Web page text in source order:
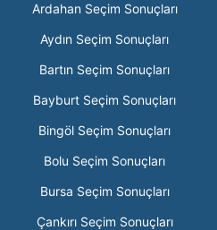
Ardahan Seçim Sonuçları
Aydın Seçim Sonuçları
Bartın Seçim Sonuçları
Bayburt Seçim Sonuçları
Bingöl Seçim Sonuçları
Bolu Seçim Sonuçları
Bursa Seçim Sonuçları
Çankırı Seçim Sonuçları